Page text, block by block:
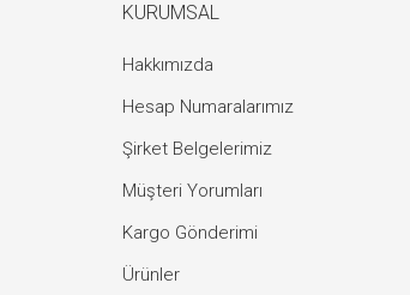
KURUMSAL
Hakkımızda
Hesap Numaralarımız
Şirket Belgelerimiz
Müşteri Yorumları
Kargo Gönderimi
Ürünler